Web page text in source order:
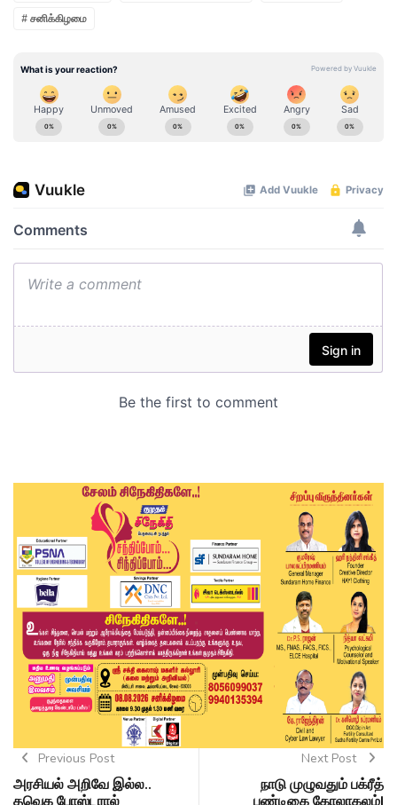
# சனிக்கிழமை
Previous Post
அரசியல் அறிவே இல்ல..
Next Post
நாடு முழுவதும் பக்ரீத்